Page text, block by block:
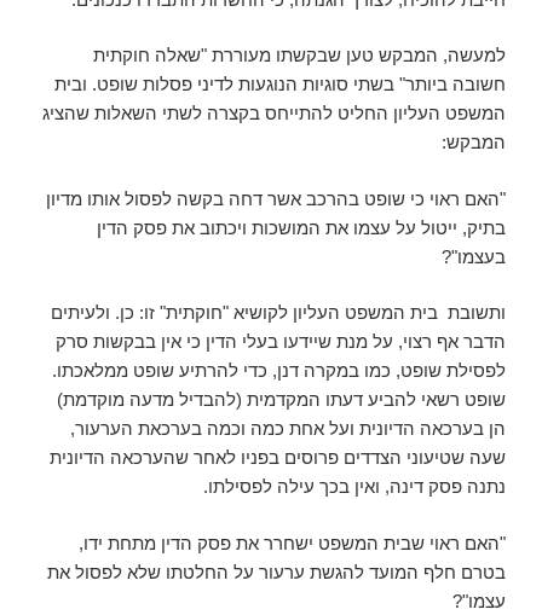
למעשה, המבקש טען שבקשתו מעוררת "שאלה חוקתית
חשובה ביותר" בשתי סוגיות הנוגעות לדיני פסלות שופט. ובית
המשפט העליון החליט להתייחס בקצרה לשתי השאלות שהציג
המבקש:
"האם ראוי כי שופט בהרכב אשר דחה בקשה לפסול אותו מדיון
בתיק, ייטול על עצמו את המושכות ויכתוב את פסק הדין
בעצמו"?
ותשובת בית המשפט העליון לקושיא "חוקתית" זו: כן. ולעיתים
הדבר אף רצוי, על מנת שיידעו בעלי הדין כי אין בבקשות סרק
לפסילת שופט, כמו במקרה דנן, כדי להרתיע שופט ממלאכתו.
שופט רשאי להביע דעתו המקדמית (להבדיל מדעה מוקדמת)
הן בערכאה הדיונית ועל אחת כמה וכמה בערכאת הערעור,
שעה שטיעוני הצדדים פרוסים בפניו לאחר שהערכאה הדיונית
נתנה פסק דינה, ואין בכך עילה לפסילתו.
"האם ראוי שבית המשפט ישחרר את פסק הדין מתחת ידו,
בטרם חלף המועד להגשת ערעור על החלטתו שלא לפסול את
עצמו"?